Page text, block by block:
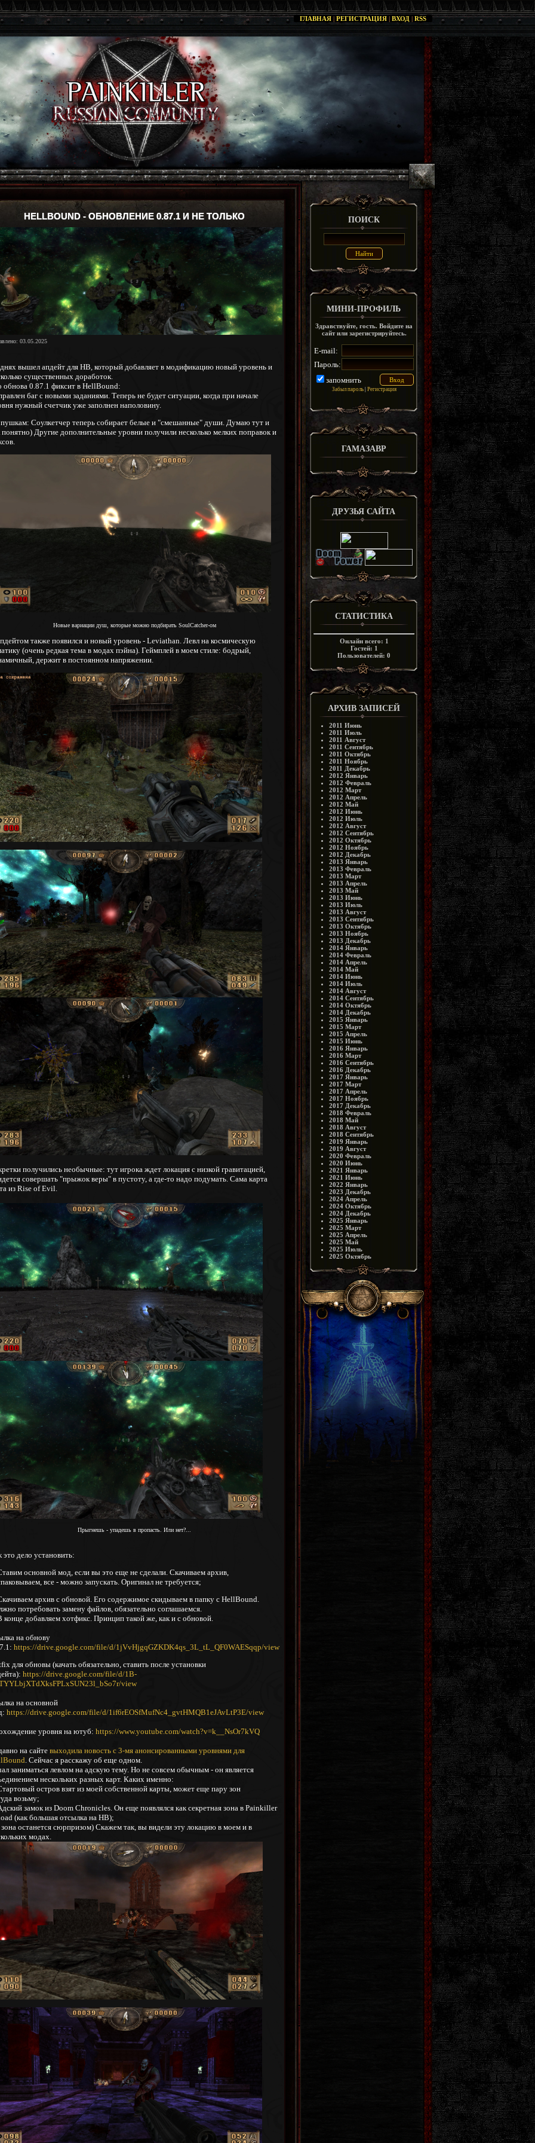
ГЛАВНАЯ | РЕГИСТРАЦИЯ | ВХОД | RSS
HELLBOUND - ОБНОВЛЕНИЕ 0.87.1 И НЕ ТОЛЬКО
03.05.2025
вышел апдейт для HB, который добавляет в модификацию новый уровень и
существенных доработок.
обнова 0.87.1 фиксит в HellBound:
баг с новыми заданиями. Теперь не будет ситуации, когда при начале
нужный счетчик уже заполнен наполовину.
Соулкетчер теперь собирает белые и "смешанные" души. Думаю тут и
понятно) Другие дополнительные уровни получили несколько мелких поправок и
Новые вариации душ, которые можно подбирать SoulCatcher-ом
также появился и новый уровень - Leviathan. Левл на космическую
(очень редкая тема в модах пэйна). Геймплей в моем стиле: бодрый,
держит в постоянном напряжении.
получились необычные: тут игрока ждет локация с низкой гравитацией,
совершать "прыжок веры" в пустоту, а где-то надо подумать. Сама карта
из Rise of Evil.
Прыгнешь - упадешь в пропасть. Или нет?...
это дело установить:
основной мод, если вы это еще не сделали. Скачиваем архив,
все - можно запускать. Оригинал не требуется;
архив с обновой. Его содержимое скидываем в папку с HellBound.
потребовать замену файлов, обязательно соглашаемся.
конце добавляем хотфикс. Принцип такой же, как и с обновой.
на обнову
https://drive.google.com/file/d/1jVvHjgqGZKDK4qs_3L_tL_QF0WAESqqp/view
для обновы (качать обязательно, ставить после установки
https://drive.google.com/file/d/1B-
view
на основной
https://drive.google.com/file/d/1if6rEOSfMufNc4_gvtHMQB1eJAvLtP3E/view
уровня на ютуб: https://www.youtube.com/watch?v=k__NsOr7kVQ
на сайте выходила новость с 3-мя анонсированными уровнями для
. Сейчас я расскажу об еще одном.
заниматься левлом на адскую тему. Но не совсем обычным - он является
нескольких разных карт. Каких именно:
остров взят из моей собственной карты, может еще пару зон
возьму;
замок из Doom Chronicles. Он еще появлялся как секретная зона в Painkiller
(как большая отсылка на HB);
зона останется сюрпризом) Скажем так, вы видели эту локацию в моем и в
модах.
ПОИСК
МИНИ-ПРОФИЛЬ
Здравствуйте, гость. Войдите на
сайт или зарегистрируйтесь.
E-mail:
Пароль:
запомнить
Забыл пароль| Регистрация
ГАМАЗАВР
ДРУЗЬЯ САЙТА
СТАТИСТИКА
Онлайн всего: 1
Гостей: 1
Пользователей: 0
АРХИВ ЗАПИСЕЙ
2011 Июнь
2011 Июль
2011 Август
2011 Сентябрь
2011 Октябрь
2011 Ноябрь
2011 Декабрь
2012 Январь
2012 Февраль
2012 Март
2012 Апрель
2012 Май
2012 Июнь
2012 Июль
2012 Август
2012 Сентябрь
2012 Октябрь
2012 Ноябрь
2012 Декабрь
2013 Январь
2013 Февраль
2013 Март
2013 Апрель
2013 Май
2013 Июнь
2013 Июль
2013 Август
2013 Сентябрь
2013 Октябрь
2013 Ноябрь
2013 Декабрь
2014 Январь
2014 Февраль
2014 Апрель
2014 Май
2014 Июнь
2014 Июль
2014 Август
2014 Сентябрь
2014 Октябрь
2014 Декабрь
2015 Январь
2015 Март
2015 Апрель
2015 Июнь
2016 Январь
2016 Март
2016 Сентябрь
2016 Декабрь
2017 Январь
2017 Март
2017 Апрель
2017 Ноябрь
2017 Декабрь
2018 Февраль
2018 Май
2018 Август
2018 Сентябрь
2019 Январь
2019 Август
2020 Февраль
2020 Июнь
2021 Январь
2021 Июнь
2022 Январь
2023 Декабрь
2024 Апрель
2024 Октябрь
2024 Декабрь
2025 Январь
2025 Март
2025 Апрель
2025 Май
2025 Июль
2025 Октябрь